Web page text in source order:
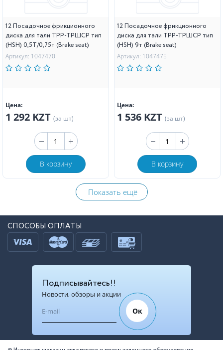
12 Посадочное фрикционного
диска для тали ТРР-ТРШСР тип
(HSH) 0,5T/0,75т (Brake seat)
Артикул: 1047470
Цена:
1 292 KZT (за шт)
В корзину
12 Посадочное фрикционного
диска для тали ТРР-ТРШСР тип
(HSH) 9т (Brake seat)
Артикул: 1047475
Цена:
1 536 KZT (за шт)
В корзину
Показать ещё
СПОСОБЫ ОПЛАТЫ
Подписывайтесь!!
Новости, обзоры и акции
Ок